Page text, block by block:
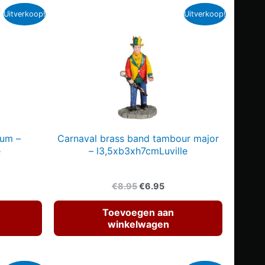
Uitverkoop!
–
Uitverkoop!
Carnaval brass band tambour major
– l3,5xb3xh7cmLuville
€8.95Oorspronkelijke
€8.95.
€6.95Huidige
€6.95.
Toevoegen aan
winkelwagen